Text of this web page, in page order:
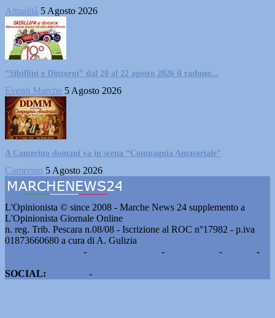
Attualità 5 Agosto 2026
“Sibillini e Dintorni” dal 20 al 22 agosto 2026 il raduno...
Eventi Marche 5 Agosto 2026
A Camerino domani va in scena “Compagnia Amatoriale”
Camerino 5 Agosto 2026
L'Opinionista © since 2008 - Marche News 24 supplemento a
L'Opinionista Giornale Online
n. reg. Trib. Pescara n.08/08 - Iscrizione al ROC n°17982 - p.iva
01873660680 a cura di A. Gulizia
- - -
-
SOCIAL:
-